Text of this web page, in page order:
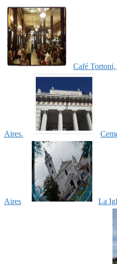
Café Tortoni,
Aires.
Aires La